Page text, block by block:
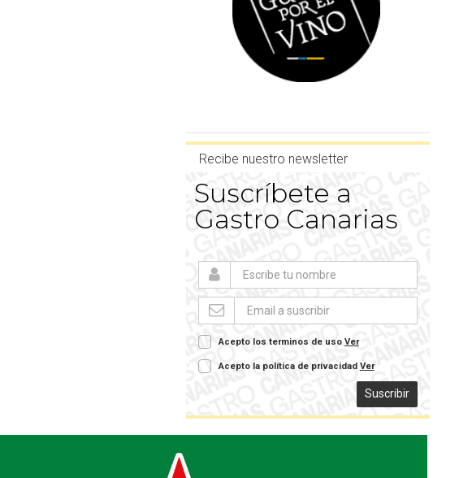
Recibe nuestro newsletter
Suscríbete a
Gastro Canarias
Acepto los terminos de uso Ver
Acepto la política de privacidad Ver
Suscribir